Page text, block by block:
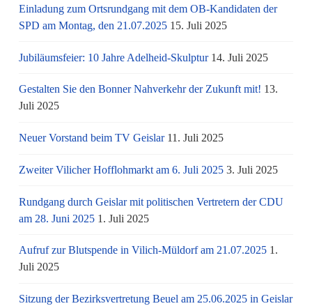
Einladung zum Ortsrundgang mit dem OB-Kandidaten der
SPD am Montag, den 21.07.2025 15. Juli 2025
Jubiläumsfeier: 10 Jahre Adelheid-Skulptur 14. Juli 2025
Gestalten Sie den Bonner Nahverkehr der Zukunft mit! 13.
Juli 2025
Neuer Vorstand beim TV Geislar 11. Juli 2025
Zweiter Vilicher Hofflohmarkt am 6. Juli 2025 3. Juli 2025
Rundgang durch Geislar mit politischen Vertretern der CDU
am 28. Juni 2025 1. Juli 2025
Aufruf zur Blutspende in Vilich-Müldorf am 21.07.2025 1.
Juli 2025
Sitzung der Bezirksvertretung Beuel am 25.06.2025 in Geislar